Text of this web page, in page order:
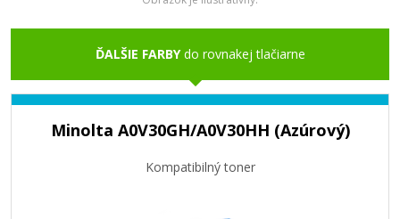
ĎALŠIE FARBYdo rovnakej tlačiarne
Minolta A0V30GH/A0V30HH (Azúrový)
Kompatibilný toner